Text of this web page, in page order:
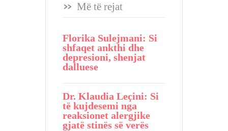
Më të rejat
Florika Sulejmani: Si
shfaqet ankthi dhe
depresioni, shenjat
dalluese
Dr. Klaudia Leçini: Si
të kujdesemi nga
reaksionet alergjike
gjatë stinës së verës